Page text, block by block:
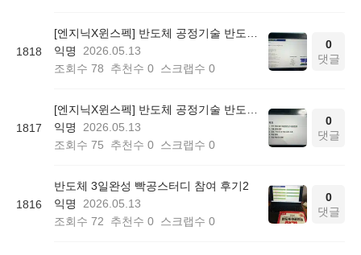
1818
[엔지닉X윈스펙] 반도체 공정기술 반도체 3일 완성 빡공 스터디 2일차 학습일지
익명
2026.05.13
조회수 78 추천수 0 스크랩수 0
0
댓글
1817
[엔지닉X윈스펙] 반도체 공정기술 반도체 3일 완성 빡공 스터디 1일차 학습일지
익명
2026.05.13
조회수 75 추천수 0 스크랩수 0
0
댓글
1816
반도체 3일완성 빡공스터디 참여 후기2
익명
2026.05.13
조회수 72 추천수 0 스크랩수 0
0
댓글